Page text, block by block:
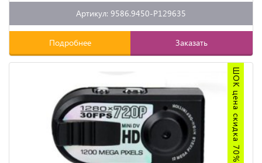
Артикул: 9586.9450-P129635
Подробнее Заказать
ШОК цена скидка 70%